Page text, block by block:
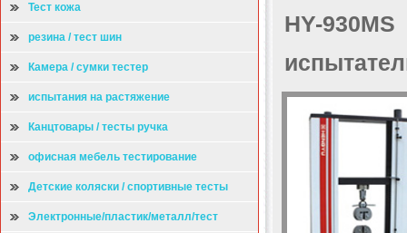
Тест кожа
резина / тест шин
Камера / сумки тестер
испытания на растяжение
Канцтовары / тесты ручка
офисная мебель тестирование
Детские коляски / спортивные тесты
Электронные/пластик/металл/тест
HY-